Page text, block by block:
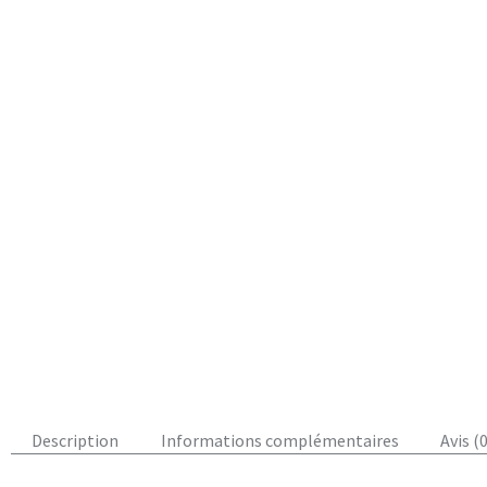
Description Informations complémentaires Avis